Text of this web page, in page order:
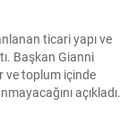
ticari yapı ve
Başkan Gianni
ve toplum içinde
açıkladı.
projenin
bölücülüğe yol